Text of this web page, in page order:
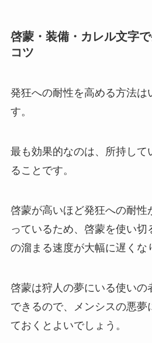
啓蒙・装備・カレル文字
コツ
発狂への耐性を高める方法は
す。
最も効果的なのは、所持して
ることです。
啓蒙が高いほど発狂への耐性
っているため、啓蒙を使い切
の溜まる速度が大幅に遅くな
啓蒙は狩人の夢にいる使いの
できるので、メンシスの悪夢
ておくとよいでしょう。